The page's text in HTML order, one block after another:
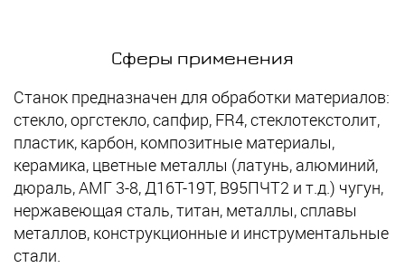
Сферы применения
Станок предназначен для обработки материалов:
стекло, оргстекло, сапфир, FR4, стеклотекстолит,
пластик, карбон, композитные материалы,
керамика, цветные металлы (латунь, алюминий,
дюраль, АМГ 3-8, Д16Т-19Т, В95ПЧТ2 и т.д.) чугун,
нержавеющая сталь, титан, металлы, сплавы
металлов, конструкционные и инструментальные
стали.